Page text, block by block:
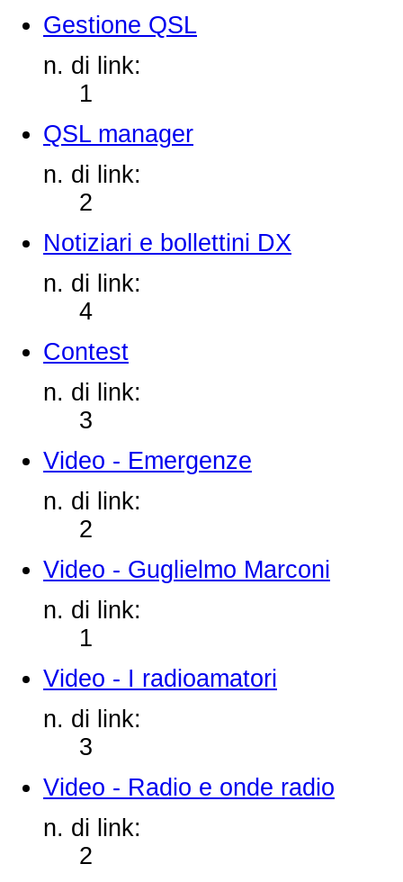
Gestione QSL
n. di link:
1
QSL manager
n. di link:
2
Notiziari e bollettini DX
n. di link:
4
Contest
n. di link:
3
Video - Emergenze
n. di link:
2
Video - Guglielmo Marconi
n. di link:
1
Video - I radioamatori
n. di link:
3
Video - Radio e onde radio
n. di link:
2